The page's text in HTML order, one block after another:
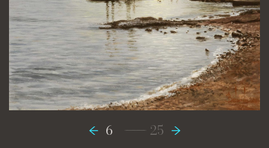
6 ----------------- 25